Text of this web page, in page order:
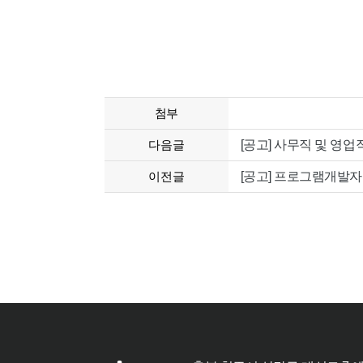
첨부
다음글 [공고] 사무직 및 영업
이전글 [공고] 프로그램개발